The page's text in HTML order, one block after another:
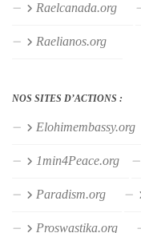
Raelcanada.org
Raelianos.org
NOS SITES D’ACTIONS :
1min4Peace.org
Paradism.org
Proswastika.org